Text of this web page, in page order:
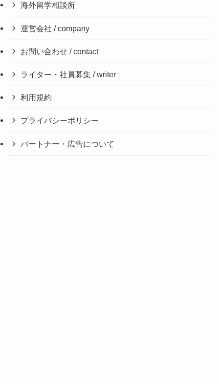
海外留学相談所
運営会社 / company
お問い合わせ / contact
ライター・社員募集 / writer
利用規約
プライバシーポリシー
パートナー・広告について